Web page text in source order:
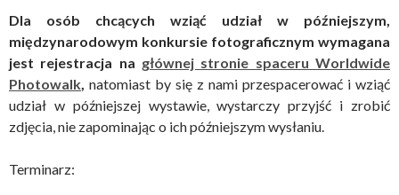
Dla osób chcących wziąć udział w późniejszym,
międzynarodowym konkursie fotograficznym wymagana
jest rejestracja na głównej stronie spaceru Worldwide
Photowalk natomiast by się z nami przespacerować i wziąć
udział w późniejszej wystawie, wystarczy przyjść i zrobić
zdjęcia, nie zapominając o ich późniejszym wysłaniu.
Terminarz: